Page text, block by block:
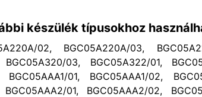
készülék típusokhoz
02, BGC05A220A/03,
BGC05A320/03, BGC05A322/01,
BGC05AAA1/01, BGC05AAA1/02,
BGC05AAA2/01, BGC05AAA2/02,